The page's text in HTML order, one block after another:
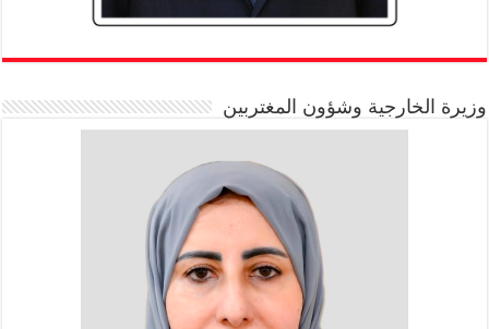
وزيرة الخارجية وشؤون المغتربين